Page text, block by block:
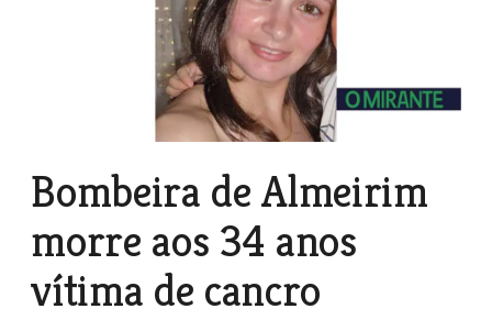
Bombeira de Almeirim
morre aos 34 anos
vítima de cancro